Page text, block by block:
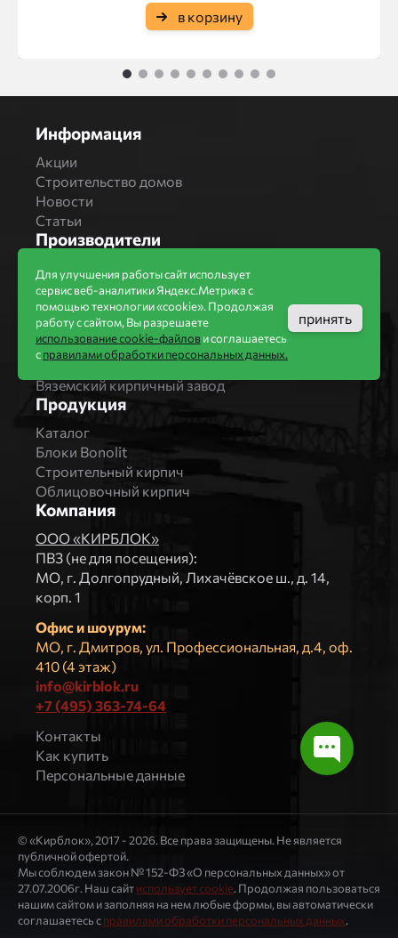
в корзину
1 2 3 4 5 6 7 8 9 10
Информация
Акции
Строительство домов
Новости
Статьи
Производители
Бренды
Bonolit
Завод Мстера
Вышневолоцкая керамика
Магма Керамик
Комбинат СТРОМА
Вяземский кирпичный завод
Продукция
Каталог
Блоки Bonolit
Строительный кирпич
Облицовочный кирпич
Компания
ООО «КИРБЛОК»
ПВЗ (не для посещения):
МO, г. Долгопрудный, Лихачёвское ш., д. 14,
корп. 1
Офис и шоурум:
МО, г. Дмитров, ул. Профессиональная, д.4, оф.
410 (4 этаж)
info@kirblok.ru
+7 (495) 363-74-64
Контакты
Как купить
Персональные данные
© «Кирблок», 2017 - 2026. Все права защищены. Не является
публичной офертой.
Мы соблюдем закон № 152-ФЗ «О персональных данных» от
27.07.2006г. Наш сайтиспользует cookie. Продолжая пользоваться
нашим сайтом и заполняя на нем любые формы, вы автоматически
соглашаетесь справилами обработки персональных данных.
Для улучшения работы сайт использует
сервис веб-аналитики Яндекс.Метрика с
помощью технологии «cookie». Продолжая
работу с сайтом, Вы разрешаете
использование cookie-файлови соглашаетесь
справилами обработки персональных данных.
принять